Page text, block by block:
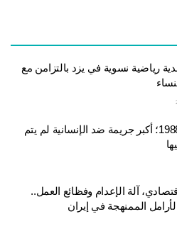
رياضية نسوية في يزد بالتزامن مع
مجزرة عام 1988؛ أكبر جريمة ضد الإنسانية لم يتم
آلة الإعدام وفظائع العمل..
الممنهجة في إيران